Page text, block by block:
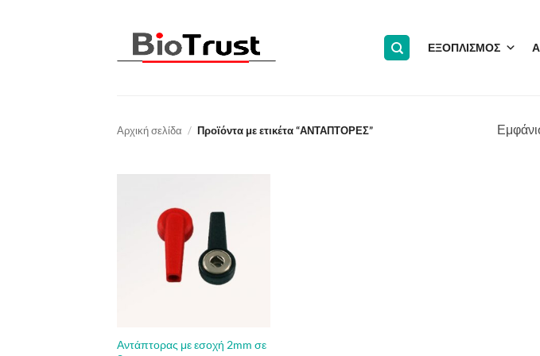
ΕΞΟΠΛΙΣΜΟΣ
Αρχική σελίδα / Προϊόντα με ετικέτα “ΑΝΤΑΠΤΟΡΕΣ”
Αντάπτορας με εσοχή 2mm σε